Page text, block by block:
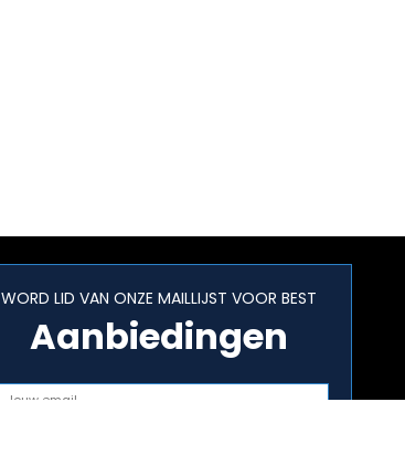
WORD LID VAN ONZE MAILLIJST VOOR BEST
Aanbiedingen